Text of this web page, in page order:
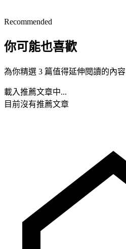
Recommended
你可能也喜歡
為你精選 3 篇值得延伸閱讀的內容
載入推薦文章中...
目前沒有推薦文章